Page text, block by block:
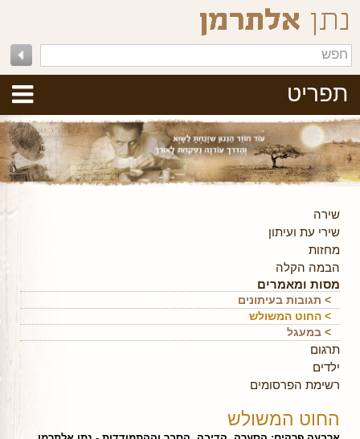
תפריט
שירה
שירי עת ועיתון
מחזות
הבמה הקלה
מסות ומאמרים
> תגובות בעיתונים
> החוט המשולש
> במעגל
תרגום
ילדים
רשימת הפרסומים
החוט המשולש